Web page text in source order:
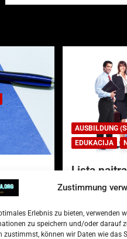
Zustimmung
Erlebnis zu bieten, verwenden
zu speichern und/oder darauf
zustimmst, können wir Daten wie das
AUSBILDUNG
EDUKACIJA
Lista
zanimanja